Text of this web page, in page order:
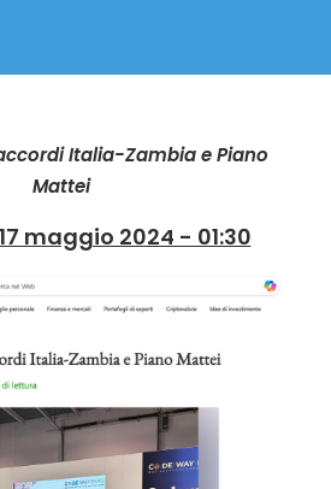
Italia-Zambia e Piano
Mattei
maggio 2024 - 01:30